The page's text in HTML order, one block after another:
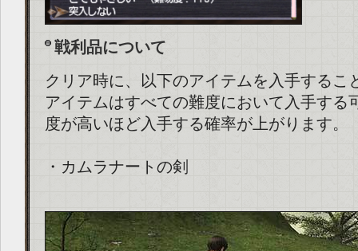
戦利品について
クリア時に、以下のアイテムを入手するこ
アイテムはすべての難度において入手する
度が高いほど入手する確率が上がります。
・カムラナートの剣